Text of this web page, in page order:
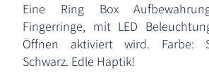
Eine Ring Box
Fingerringe, mit LED
Öffnen aktiviert wird. Farbe:
Schwarz. Edle Haptik!